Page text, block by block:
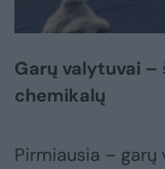
Garų valytuvai –
chemikalų
Pirmiausia –